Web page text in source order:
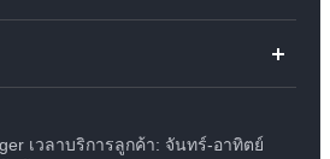
เวลาบริการลูกค้า: จันทร์-อาทิตย์